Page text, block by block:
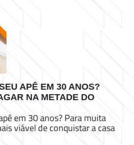
APÊ EM 30 ANOS?
NA METADE DO
em 30 anos? Para muita
viável de conquistar a casa